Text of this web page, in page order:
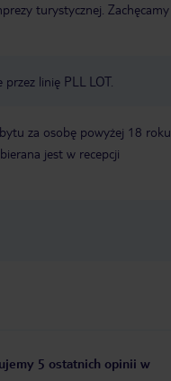
turystycznej. Zachęcamy
linię PLL LOT.
za osobę powyżej 18 roku
jest w recepcji
5 ostatnich opinii w